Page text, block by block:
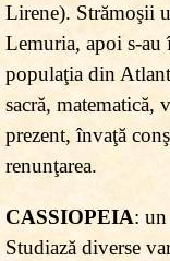
Lirene). Strămoşii
Lemuria, apoi s-au
populaţia din
sacră, matematică,
prezent, învaţă
renunţarea.
CASSIOPEIA: un
Studiază diverse